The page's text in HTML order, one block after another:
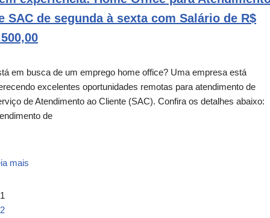
SAC de segunda à sexta com Salário de R$
em busca de um emprego home office? Uma empresa está
excelentes oportunidades remotas para atendimento de
de Atendimento ao Cliente (SAC). Confira os detalhes abaixo:
de
mais
1
2